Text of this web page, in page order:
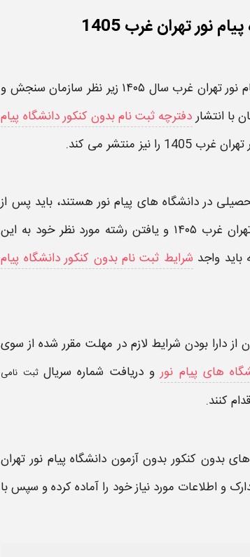
تهران غرب 1405
نورتهران غرب سال ۱۴۰۵ زیر نظر سازمان سنجش و
با انتشاردفترچه ثبت نام بدون کنکور دانشگاه پیام
تهران غرب 1405 را نیز منتشر می کند.
دردانشگاه های پیام نور هستند، باید پس از
غرب ۱۴۰۵ و یافتن رشته مورد نظر خود به این
باید واجد شرایط ثبت نام بدون کنکور دانشگاه پیام
دارا بودن شرایطلازم در مهلت مقرر شده از سوی
های پیام نورو دریافت شماره سریال ثبت نامی
کنند.
بدون کنکور بدون آزمون دانشگاه پیام نور تهران
و اطلاعات مورد نیاز خود را آماده کرده و سپس با